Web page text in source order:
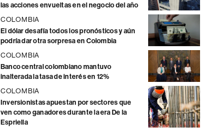
las acciones envueltas en el negocio del año
COLOMBIA
El dólar desafía todos los pronósticos y aún
podría dar otra sorpresa en Colombia
COLOMBIA
Banco central colombiano mantuvo
inalterada la tasa de interés en 12%
COLOMBIA
Inversionistas apuestan por sectores que
ven como ganadores durante la era De la
Espriella